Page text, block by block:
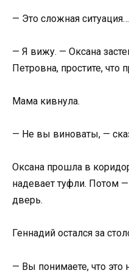
— Это сложная ситуация…
— Я вижу. — Оксана
Петровна, простите, что
Мама кивнула.
— Не вы виноваты, —
Оксана прошла в
надевает туфли. Потом
дверь.
Геннадий остался за
— Вы понимаете, что это